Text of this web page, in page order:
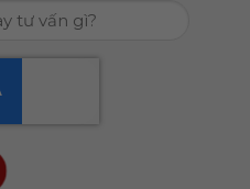
Bạn
tư
vấn